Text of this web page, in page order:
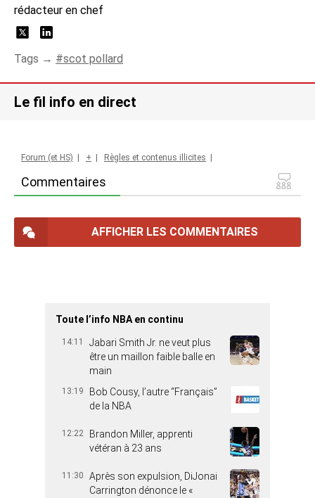
rédacteur en chef
Tags → scot pollard
Le fil info en direct
Commentaires
Forum (et HS) + Règles et contenus illicites
AFFICHER LES COMMENTAIRES
Toute l’info NBA en continu
14:11
Jabari Smith Jr. ne veut plus
être un maillon faible balle en
main
13:19
Bob Cousy, l’autre “Français”
de la NBA
12:22
Brandon Miller, apprenti
vétéran à 23 ans
11:30
Après son expulsion, DiJonai
Carrington dénonce le «